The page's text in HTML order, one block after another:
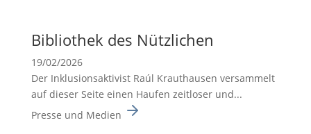
Biblio­thek des Nützli­chen
19/02/2026
Der Inklusionsaktivist Raúl Krauthausen versammelt
auf dieser Seite einen Haufen zeitloser und...
Presse und Medien